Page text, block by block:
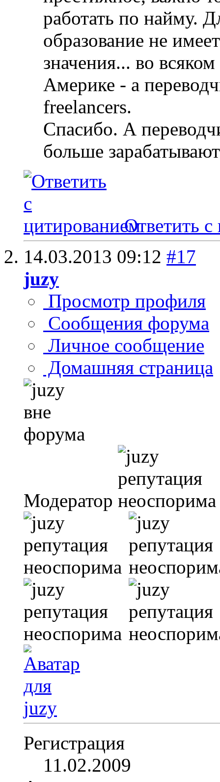
работать по найму.
образование не
значения... во
Америке - а
freelancers.
Спасибо. А
больше
Ответить с
14.03.2013 09:12 #17
juzy
Просмотр профиля
Сообщения форума
Личное сообщение
Домашняя страница
Модератор
Регистрация
11.02.2009